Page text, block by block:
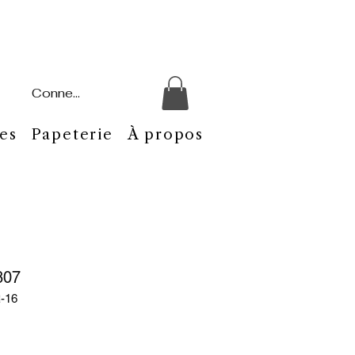
Connexion
Papeterie À propos
16